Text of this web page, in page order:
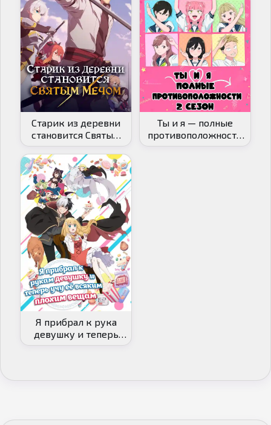
Старик из деревни
становится Святым
мечом [ТВ-1]
Ты и я — полные
противоположности
[ТВ-2]
Я прибрал к рука
девушку и теперь
учу её всяким